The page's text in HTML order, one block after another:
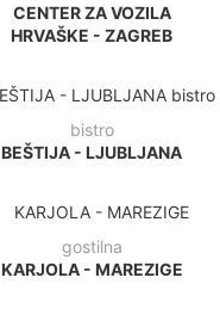
CENTER ZA VOZILA
HRVAŠKE - ZAGREB
bistro
BEŠTIJA - LJUBLJANA
gostilna
KARJOLA - MAREZIGE